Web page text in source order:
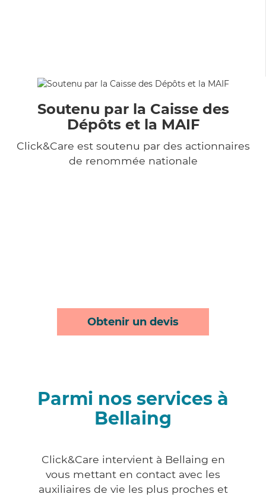
Soutenu par la Caisse des
Dépôts et la MAIF
Click&Care est soutenu par des actionnaires
de renommée nationale
Obtenir un devis
Parmi nos services à
Bellaing
Click&Care intervient à Bellaing en
vous mettant en contact avec les
auxiliaires de vie les plus proches et